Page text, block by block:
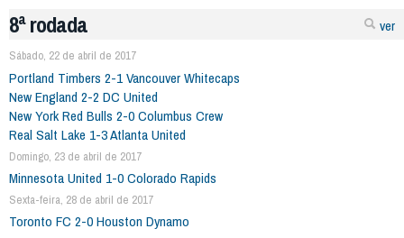
ver
8ª rodada
Sábado, 22 de abril de 2017
Portland Timbers 2-1 Vancouver Whitecaps
New England 2-2 DC United
New York Red Bulls 2-0 Columbus Crew
Real Salt Lake 1-3 Atlanta United
Domingo, 23 de abril de 2017
Minnesota United 1-0 Colorado Rapids
Sexta-feira, 28 de abril de 2017
Toronto FC 2-0 Houston Dynamo